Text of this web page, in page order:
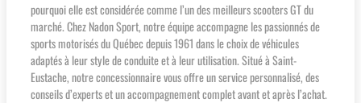
pourquoi elle est considérée comme l’un des meilleurs scooters GT du
marché. Chez Nadon Sport, notre équipe accompagne les passionnés de
sports motorisés du Québec depuis 1961 dans le choix de véhicules
adaptés à leur style de conduite et à leur utilisation. Situé à Saint-
Eustache, notre concessionnaire vous offre un service personnalisé, des
conseils d’experts et un accompagnement complet avant et après l’achat.